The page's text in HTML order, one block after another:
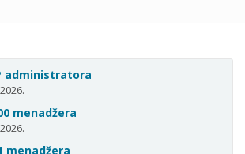
administratora
menadžera
menadžera